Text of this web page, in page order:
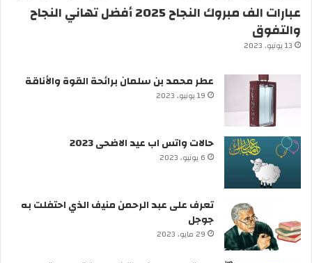
عبارات الف مبروك النجاح 2025 أفضل تهاني النجاح
والتفوق
13 يونيو، 2023
عطر محمد بن سلمان برائحة القوة والأناقة
19 يونيو، 2023
حالات واتس اب عيد الاضحى 2023
6 يونيو، 2023
تعرف على عبد الرحمن منيف الذي احتفلت به
جوجل
29 مايو، 2023